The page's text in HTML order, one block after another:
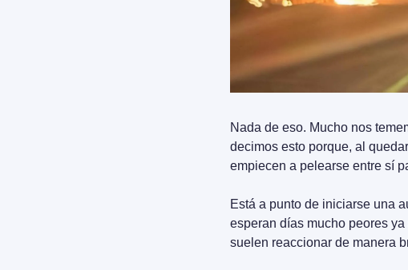
Nada de eso. Mucho nos
decimos esto porque, al
empiecen a pelearse entre sí
Está a punto de iniciarse una
esperan días mucho peores
suelen reaccionar de manera